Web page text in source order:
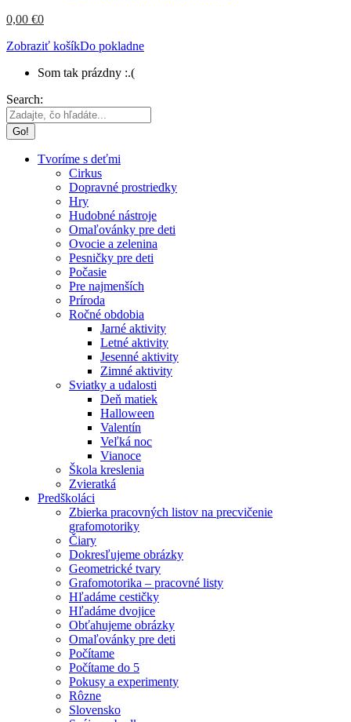
0,00 €0
Zobraziť košíkDo pokladne
Som tak prázdny :.(
Search:
Tvoríme s deťmi
Cirkus
Dopravné prostriedky
Hry
Hudobné nástroje
Omaľovánky pre deti
Ovocie a zelenina
Pesničky pre deti
Počasie
Pre najmenších
Príroda
Ročné obdobia
Jarné aktivity
Letné aktivity
Jesenné aktivity
Zimné aktivity
Sviatky a udalosti
Deň matiek
Halloween
Valentín
Veľká noc
Vianoce
Škola kreslenia
Zvieratká
Predškoláci
Zbierka pracovných listov na precvičenie
grafomotoriky
Čiary
Dokresľujeme obrázky
Geometrické tvary
Grafomotorika – pracovné listy
Hľadáme cestičky
Hľadáme dvojice
Obťahujeme obrázky
Omaľovánky pre deti
Počítame
Počítame do 5
Pokusy a experimenty
Rôzne
Slovensko